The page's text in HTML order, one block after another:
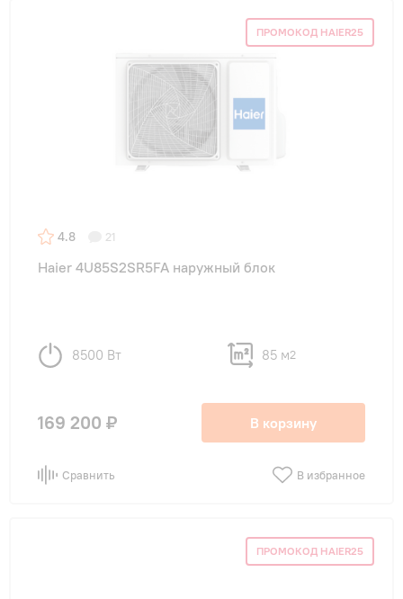
ПРОМОКОД HAIER25
4.8 21
Haier 4U85S2SR5FA наружный блок
8500 Вт 85 м2
169 200 ₽ В корзину
Сравнить В избранное
ПРОМОКОД HAIER25